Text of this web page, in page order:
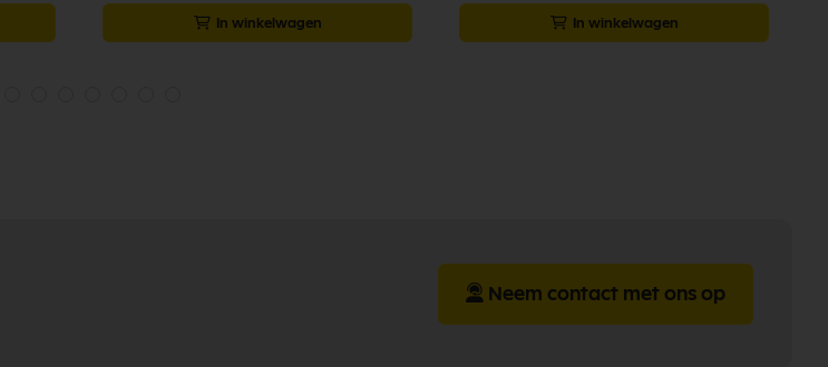
In winkelwagen In winkelwagen
Neem contact met ons op